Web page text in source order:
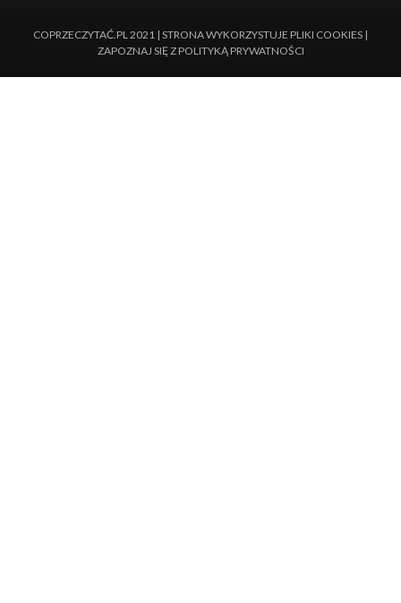
COPRZECZYTAĆ.PL 2021 | STRONA WYKORZYSTUJE PLIKI COOKIES |
ZAPOZNAJ SIĘ Z POLITYKĄ PRYWATNOŚCI